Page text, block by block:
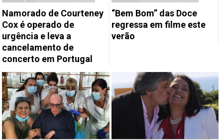
Namorado de Courteney
Cox é operado de
urgência e leva a
cancelamento de
concerto em Portugal
“Bem Bom” das Doce
regressa em filme este
verão